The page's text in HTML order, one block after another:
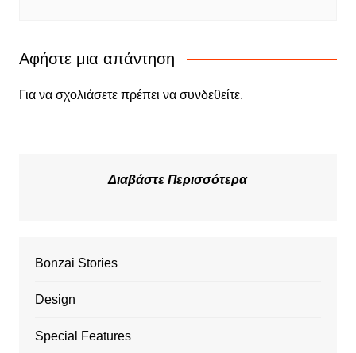
Αφήστε μια απάντηση
Για να σχολιάσετε πρέπει να συνδεθείτε.
Διαβάστε Περισσότερα
Bonzai Stories
Design
Special Features